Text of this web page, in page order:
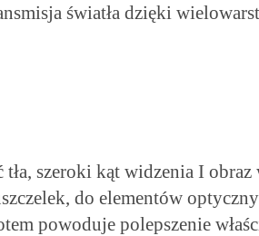
światła dzięki
szeroki kąt widzenia I obraz
do elementów
powoduje polepszenie